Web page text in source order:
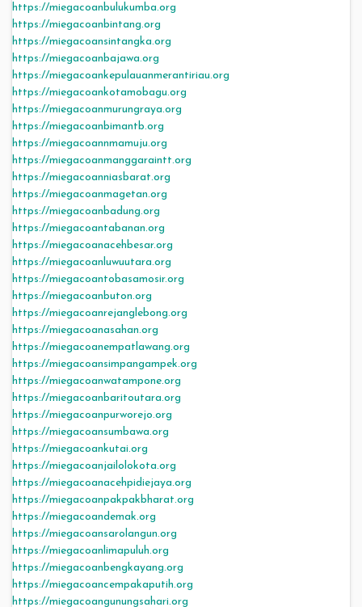
https://miegacoanbulukumba.org
https://miegacoanbintang.org
https://miegacoansintangka.org
https://miegacoanbajawa.org
https://miegacoankepulauanmerantiriau.org
https://miegacoankotamobagu.org
https://miegacoanmurungraya.org
https://miegacoanbimantb.org
https://miegacoannmamuju.org
https://miegacoanmanggaraintt.org
https://miegacoanniasbarat.org
https://miegacoanmagetan.org
https://miegacoanbadung.org
https://miegacoantabanan.org
https://miegacoanacehbesar.org
https://miegacoanluwuutara.org
https://miegacoantobasamosir.org
https://miegacoanbuton.org
https://miegacoanrejanglebong.org
https://miegacoanasahan.org
https://miegacoanempatlawang.org
https://miegacoansimpangampek.org
https://miegacoanwatampone.org
https://miegacoanbaritoutara.org
https://miegacoanpurworejo.org
https://miegacoansumbawa.org
https://miegacoankutai.org
https://miegacoanjailolokota.org
https://miegacoanacehpidiejaya.org
https://miegacoanpakpakbharat.org
https://miegacoandemak.org
https://miegacoansarolangun.org
https://miegacoanlimapuluh.org
https://miegacoanbengkayang.org
https://miegacoancempakaputih.org
https://miegacoangunungsahari.org